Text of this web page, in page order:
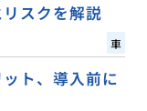
スクを解説
車
ト、導入前に